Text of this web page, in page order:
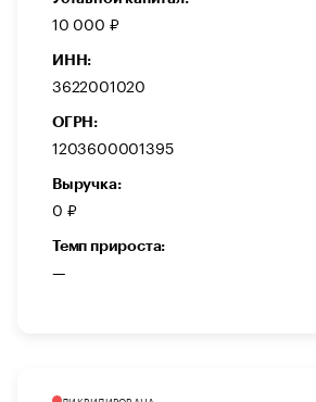
10 000 ₽
ИНН:
3622001020
ОГРН:
1203600001395
Выручка:
0 ₽
Темп прироста:
—